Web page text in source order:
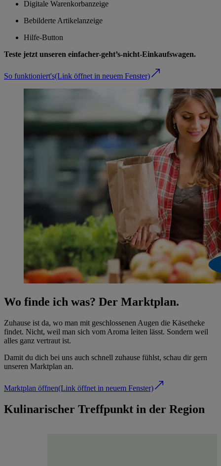
Digitale Warenkorbanzeige
Bebilderte Artikelanzeige
Hilfe-Button
Teste jetzt unseren einfacher-geht’s-nicht-Einkaufswagen.
So funktioniert's(Link öffnet in neuem Fenster)
Wo finde ich was? Der Marktplan.
Zuhause ist da, wo man mit geschlossenen Augen die Käsetheke
findet. Nicht, weil man sich vom Aroma leiten lässt. Sondern weil
alles ganz vertraut ist.
Damit du dich bei uns auch schnell zuhause fühlst, schau dir gern
unseren Marktplan an.
Marktplan öffnen(Link öffnet in neuem Fenster)
Kulinarischer Treffpunkt in der Region